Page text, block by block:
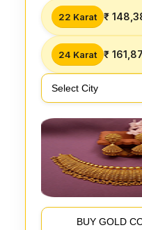
22 Karat ₹
24 Karat ₹
BUY GOLD